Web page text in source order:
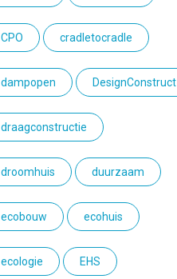
CPO cradletocradle
dampopen DesignConstruct
draagconstructie
droomhuis duurzaam
ecobouw ecohuis
ecologie EHS